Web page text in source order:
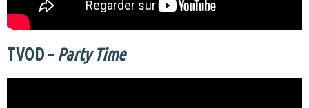
TVOD – Party Time